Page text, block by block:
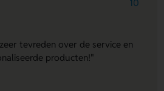
10
tevreden over de service en
producten!"